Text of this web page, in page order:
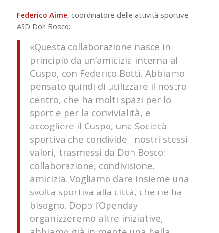
Federico Aime, coordinatore delle attività sportive
ASD Don Bosco:
«Questa collaborazione nasce in
principio da un’amicizia interna al
Cuspo, con Federico Botti. Abbiamo
pensato quindi di utilizzare il nostro
centro, che ha molti spazi per lo
sport e per la convivialità, e
accogliere il Cuspo, una Società
sportiva che condivide i nostri stessi
valori, trasmessi da Don Bosco:
collaborazione, condivisione,
amicizia. Vogliamo dare insieme una
svolta sportiva alla città, che ne ha
bisogno. Dopo l’Openday
organizzeremo altre iniziative,